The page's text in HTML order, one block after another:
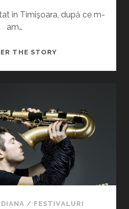
în Timişoara, după ce m-
am…
THE STORYJAZZ
MĂRUNȚI
SPRE
DEZLĂNȚUIRE
–
ZIUA
2
DIANA / FESTIVALURI